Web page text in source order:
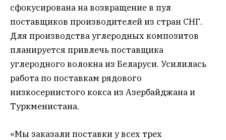
сфокусирована на возвращение в пул
поставщиков производителей из стран СНГ.
Для производства углеродных композитов
планируется привлечь поставщика
углеродного волокна из Беларуси. Усилилась
работа по поставкам рядового
низкосернистого кокса из Азербайджана и
Туркменистана.
«Мы заказали поставки у всех трех